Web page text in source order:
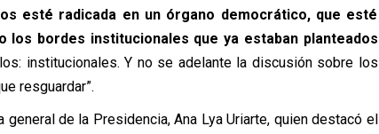
esté radicada en un órgano democrático, que esté
los bordes institucionales que ya estaban planteados
institucionales. Y no se adelante la discusión sobre los
resguardar”.
de la Presidencia, Ana Lya Uriarte, quien destacó el